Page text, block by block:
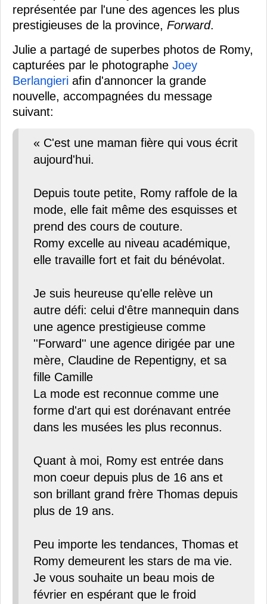
représentée par l'une des agences les plus
prestigieuses de la province, Forward.
Julie a partagé de superbes photos de Romy,
capturées par le photographe Joey
Berlangieri afin d'annoncer la grande
nouvelle, accompagnées du message
suivant:
« C'est une maman fière qui vous écrit
aujourd'hui.
Depuis toute petite, Romy raffole de la
mode, elle fait même des esquisses et
prend des cours de couture.
Romy excelle au niveau académique,
elle travaille fort et fait du bénévolat.
Je suis heureuse qu'elle relève un
autre défi: celui d'être mannequin dans
une agence prestigieuse comme
''Forward'' une agence dirigée par une
mère, Claudine de Repentigny, et sa
fille Camille
La mode est reconnue comme une
forme d'art qui est dorénavant entrée
dans les musées les plus reconnus.
Quant à moi, Romy est entrée dans
mon coeur depuis plus de 16 ans et
son brillant grand frère Thomas depuis
plus de 19 ans.
Peu importe les tendances, Thomas et
Romy demeurent les stars de ma vie.
Je vous souhaite un beau mois de
février en espérant que le froid